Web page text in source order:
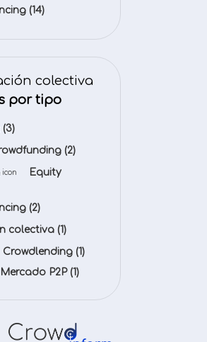
(14)
colectiva
por tipo
(3)
(2)
Equity
(2)
colectiva (1)
Crowdlending (1)
Mercado P2P (1)